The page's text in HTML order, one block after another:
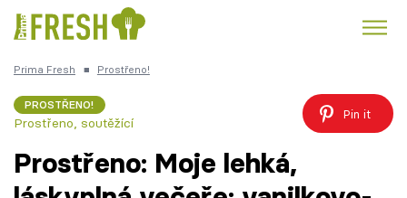
Česká kuchyně
Prima Fresh ■ Prostřeno!
PROSTŘENO!
Prostřeno, soutěžící
Pin it
Prostřeno: Moje lehká,